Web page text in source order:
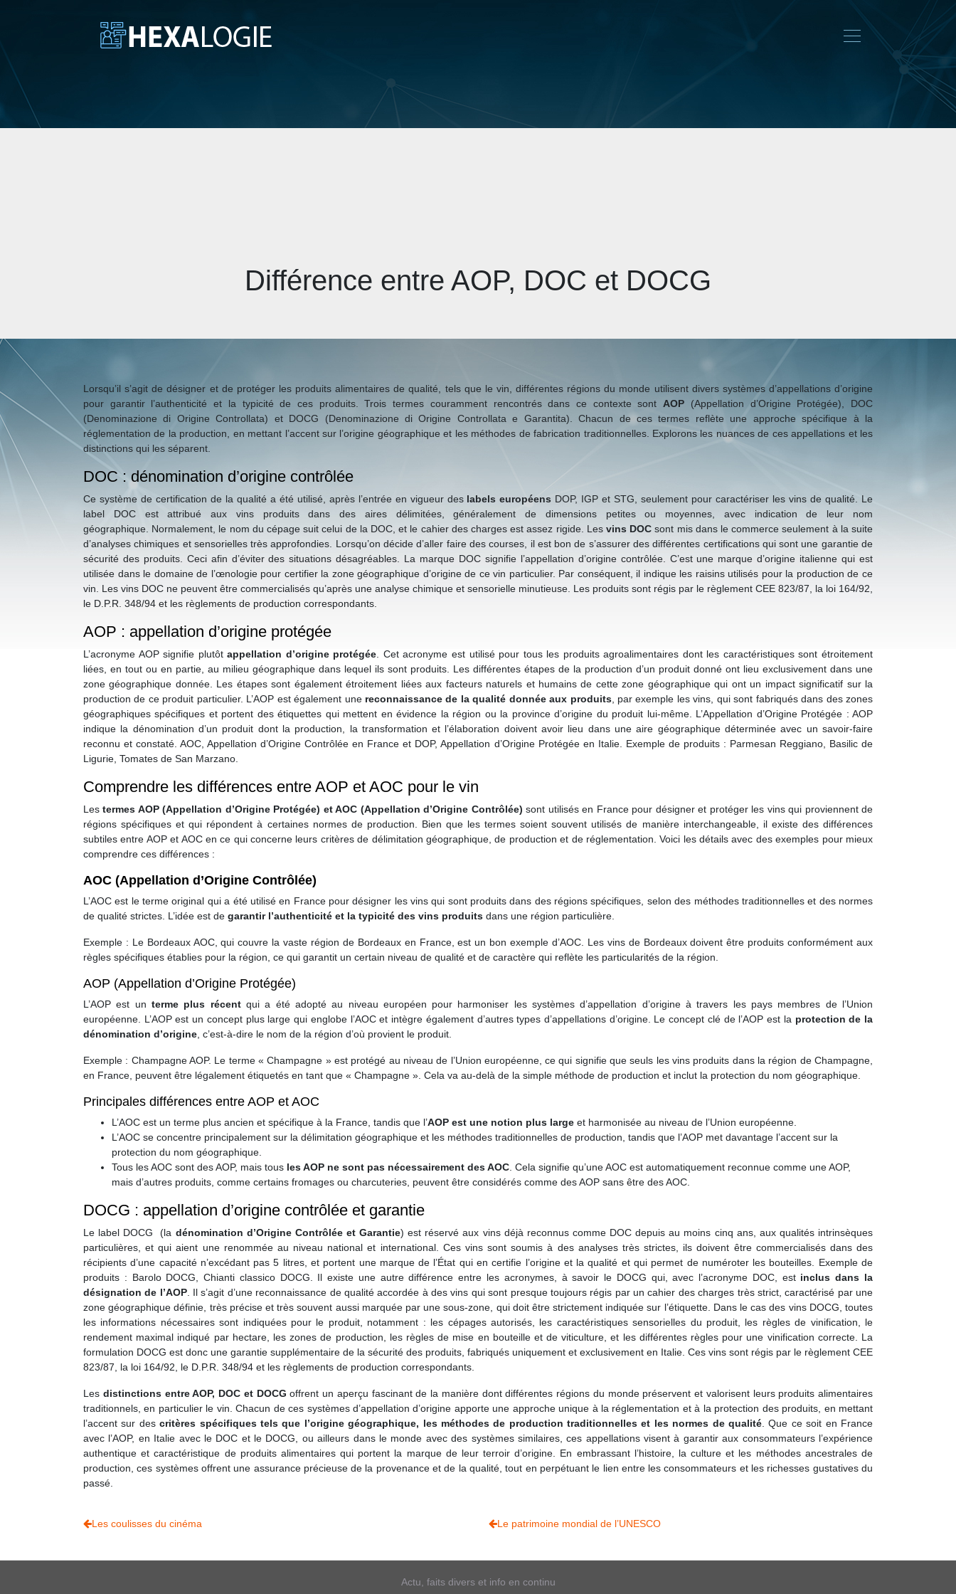
Différence entre AOP, DOC et DOCG
Lorsqu’il s’agit de désigner et de protéger les produits alimentaires de qualité, tels que le vin, différentes régions du monde utilisent divers systèmes d’appellations d’origine
pour garantir l’authenticité et la typicité de ces produits. Trois termes couramment rencontrés dans ce contexte sont AOP (Appellation d’Origine Protégée), DOC
(Denominazione di Origine Controllata) et DOCG (Denominazione di Origine Controllata e Garantita). Chacun de ces termes reflète une approche spécifique à la
réglementation de la production, en mettant l’accent sur l’origine géographique et les méthodes de fabrication traditionnelles. Explorons les nuances de ces appellations et les
distinctions qui les séparent.
DOC : dénomination d’origine contrôlée
Ce système de certification de la qualité a été utilisé, après l’entrée en vigueur des labels européens DOP, IGP et STG, seulement pour caractériser les vins de qualité. Le
label DOC est attribué aux vins produits dans des aires délimitées, généralement de dimensions petites ou moyennes, avec indication de leur nom
géographique. Normalement, le nom du cépage suit celui de la DOC, et le cahier des charges est assez rigide. Les vins DOC sont mis dans le commerce seulement à la suite
d’analyses chimiques et sensorielles très approfondies. Lorsqu’on décide d’aller faire des courses, il est bon de s’assurer des différentes certifications qui sont une garantie de
sécurité des produits. Ceci afin d’éviter des situations désagréables. La marque DOC signifie l’appellation d’origine contrôlée. C’est une marque d’origine italienne qui est
utilisée dans le domaine de l’œnologie pour certifier la zone géographique d’origine de ce vin particulier. Par conséquent, il indique les raisins utilisés pour la production de ce
vin. Les vins DOC ne peuvent être commercialisés qu’après une analyse chimique et sensorielle minutieuse. Les produits sont régis par le règlement CEE 823/87, la loi 164/92,
le D.P.R. 348/94 et les règlements de production correspondants.
AOP : appellation d’origine protégée
L’acronyme AOP signifie plutôtappellation d’origine protégée . Cet acronyme est utilisé pour tous les produits agroalimentaires dont les caractéristiques sont étroitement
liées, en tout ou en partie, au milieu géographique dans lequel ils sont produits. Les différentes étapes de la production d’un produit donné ont lieu exclusivement dans une
zone géographique donnée. Les étapes sont également étroitement liées aux facteurs naturels et humains de cette zone géographique qui ont un impact significatif sur la
production de ce produit particulier. L’AOP est également une reconnaissance de la qualité donnée aux produits, par exemple les vins, qui sont fabriqués dans des zones
géographiques spécifiques et portent des étiquettes qui mettent en évidence la région ou la province d’origine du produit lui-même. L’Appellation d’Origine Protégée : AOP
indique la dénomination d’un produit dont la production, la transformation et l’élaboration doivent avoir lieu dans une aire géographique déterminée avec un savoir-faire
reconnu et constaté. AOC, Appellation d’Origine Contrôlée en France et DOP, Appellation d’Origine Protégée en Italie. Exemple de produits : Parmesan Reggiano, Basilic de
Ligurie, Tomates de San Marzano.
Comprendre les différences entre AOP et AOC pour le vin
Lestermes AOP (Appellation d’Origine Protégée) et AOC (Appellation d’Origine Contrôlée) sont utilisés en France pour désigner et protéger les vins qui proviennent de
régions spécifiques et qui répondent à certaines normes de production. Bien que les termes soient souvent utilisés de manière interchangeable, il existe des différences
subtiles entre AOP et AOC en ce qui concerne leurs critères de délimitation géographique, de production et de réglementation. Voici les détails avec des exemples pour mieux
comprendre ces différences :
AOC (Appellation d’Origine Contrôlée)
L’AOC est le terme original qui a été utilisé en France pour désigner les vins qui sont produits dans des régions spécifiques, selon des méthodes traditionnelles et des normes
de qualité strictes. L’idée est de garantir l’authenticité et la typicité des vins produits dans une région particulière.
Exemple : Le Bordeaux AOC, qui couvre la vaste région de Bordeaux en France, est un bon exemple d’AOC. Les vins de Bordeaux doivent être produits conformément aux
règles spécifiques établies pour la région, ce qui garantit un certain niveau de qualité et de caractère qui reflète les particularités de la région.
AOP (Appellation d’Origine Protégée)
L’AOP est un terme plus récentqui a été adopté au niveau européen pour harmoniser les systèmes d’appellation d’origine à travers les pays membres de l’Union
européenne. L’AOP est un concept plus large qui englobe l’AOC et intègre également d’autres types d’appellations d’origine. Le concept clé de l’AOP est la protection de la
dénomination d’origine , c’est-à-dire le nom de la région d’où provient le produit.
Exemple : Champagne AOP. Le terme « Champagne » est protégé au niveau de l’Union européenne, ce qui signifie que seuls les vins produits dans la région de Champagne,
en France, peuvent être légalement étiquetés en tant que « Champagne ». Cela va au-delà de la simple méthode de production et inclut la protection du nom géographique.
Principales différences entre AOP et AOC
L’AOC est un terme plus ancien et spécifique à la France, tandis que l’AOP est une notion plus large et harmonisée au niveau de l’Union européenne.
L’AOC se concentre principalement sur la délimitation géographique et les méthodes traditionnelles de production, tandis que l’AOP met davantage l’accent sur la
protection du nom géographique.
Tous les AOC sont des AOP, mais tous les AOP ne sont pas nécessairement des AOC . Cela signifie qu’une AOC est automatiquement reconnue comme une AOP,
mais d’autres produits, comme certains fromages ou charcuteries, peuvent être considérés comme des AOP sans être des AOC.
DOCG : appellation d’origine contrôlée et garantie
Le label DOCG (la dénomination d’Origine Contrôlée et Garantie) est réservé aux vins déjà reconnus comme DOC depuis au moins cinq ans, aux qualités intrinsèques
particulières, et qui aient une renommée au niveau national et international. Ces vins sont soumis à des analyses très strictes, ils doivent être commercialisés dans des
récipients d’une capacité n’excédant pas 5 litres, et portent une marque de l’État qui en certifie l’origine et la qualité et qui permet de numéroter les bouteilles. Exemple de
produits : Barolo DOCG, Chianti classico DOCG. Il existe une autre différence entre les acronymes, à savoir le DOCG qui, avec l’acronyme DOC, est inclus dans la
désignation de l’AOP. Il s’agit d’une reconnaissance de qualité accordée à des vins qui sont presque toujours régis par un cahier des charges très strict, caractérisé par une
zone géographique définie, très précise et très souvent aussi marquée par une sous-zone, qui doit être strictement indiquée sur l’étiquette. Dans le cas des vins DOCG, toutes
les informations nécessaires sont indiquées pour le produit, notamment : les cépages autorisés, les caractéristiques sensorielles du produit, les règles de vinification, le
rendement maximal indiqué par hectare, les zones de production, les règles de mise en bouteille et de viticulture, et les différentes règles pour une vinification correcte. La
formulation DOCG est donc une garantie supplémentaire de la sécurité des produits, fabriqués uniquement et exclusivement en Italie. Ces vins sont régis par le règlement CEE
823/87, la loi 164/92, le D.P.R. 348/94 et les règlements de production correspondants.
Les distinctions entre AOP, DOC et DOCG offrent un aperçu fascinant de la manière dont différentes régions du monde préservent et valorisent leurs produits alimentaires
traditionnels, en particulier le vin. Chacun de ces systèmes d’appellation d’origine apporte une approche unique à la réglementation et à la protection des produits, en mettant
l’accent sur descritères spécifiques tels que l’origine géographique, les méthodes de production traditionnelles et les normes de qualité . Que ce soit en France
avec l’AOP, en Italie avec le DOC et le DOCG, ou ailleurs dans le monde avec des systèmes similaires, ces appellations visent à garantir aux consommateurs l’expérience
authentique et caractéristique de produits alimentaires qui portent la marque de leur terroir d’origine. En embrassant l’histoire, la culture et les méthodes ancestrales de
production, ces systèmes offrent une assurance précieuse de la provenance et de la qualité, tout en perpétuant le lien entre les consommateurs et les richesses gustatives du
passé.
Les coulisses du cinéma Le patrimoine mondial de l’UNESCO
Actu, faits divers et info en continu